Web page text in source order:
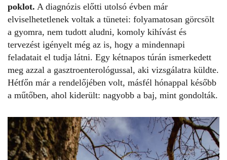
poklot. A diagnózis előtti utolsó évben már
elviselhetetlenek voltak a tünetei: folyamatosan görcsölt
a gyomra, nem tudott aludni, komoly kihívást és
tervezést igényelt még az is, hogy a mindennapi
feladatait el tudja látni. Egy kétnapos túrán ismerkedett
meg azzal a gasztroenterológussal, aki vizsgálatra küldte.
Hétfőn már a rendelőjében volt, másfél hónappal később
a műtőben, ahol kiderült: nagyobb a baj, mint gondolták.